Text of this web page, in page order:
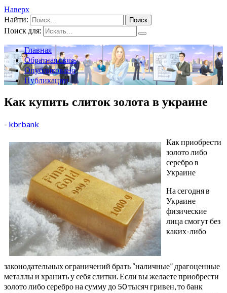
Наверх
Найти:
Поиск для:
Главная
Обратная связь
Опубликовано
Публикации
Как купить слиток золота в украине
- kbrbank
Как приобрести
золото либо
серебро в
Украине
На сегодня в
Украине
физические
лица смогут без
каких-либо
законодательных ограничений брать “наличные” драгоценные
металлы и хранить у себя слитки. Если вы желаете приобрести
золото либо серебро на сумму до 50 тысяч гривен, то банк